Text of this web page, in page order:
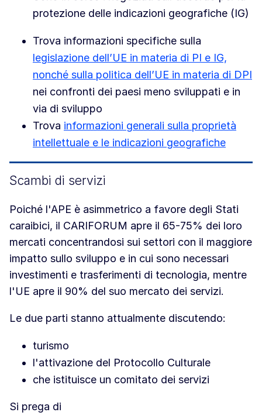
protezione delle indicazioni geografiche (IG)
Trova informazioni specifiche sulla
legislazione dell’UE in materia di PI e IG,
nonché sulla politica dell’UE in materia di DPI
nei confronti dei paesi meno sviluppati e in
via di sviluppo
Trova informazioni generali sulla proprietà
intellettuale e le indicazioni geografiche
Scambi di servizi
Poiché l'APE è asimmetrico a favore degli Stati
caraibici, il CARIFORUM apre il 65-75% dei loro
mercati concentrandosi sui settori con il maggiore
impatto sullo sviluppo e in cui sono necessari
investimenti e trasferimenti di tecnologia, mentre
l'UE apre il 90% del suo mercato dei servizi.
Le due parti stanno attualmente discutendo:
turismo
l'attivazione del Protocollo Culturale
che istituisce un comitato dei servizi
Si prega di